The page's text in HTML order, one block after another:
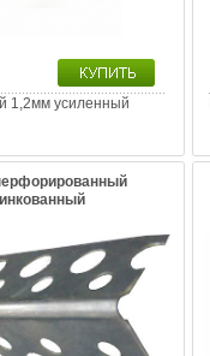
1,2мм усиленный